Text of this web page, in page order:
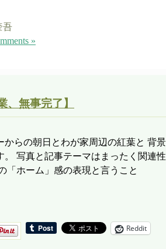
吾
»
、無事完了】
らの朝日とわが家周辺の紅葉と 背
写真と記事テーマはまったく関連
「ホーム」感の表現と言うこと
Reddit